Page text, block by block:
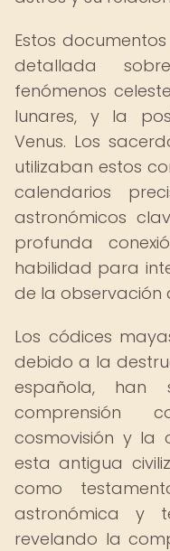
Estos
detallada
fenómenos
lunares, y la
Venus. Los
utilizaban estos
calendarios
astronómicos
profunda
habilidad para
de la observación
Los códices
debido a la
española, han
comprensión
cosmovisión y la
esta antigua
como
astronómica y
revelando la